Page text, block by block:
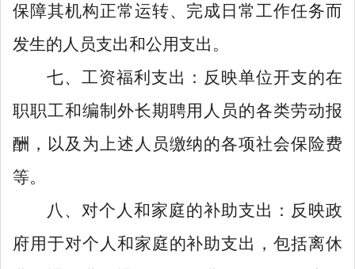
保障其机构正常运转、完成日常工作任务而
发生的人员支出和公用支出。
七、工资福利支出：反映单位开支的在
职职工和编制外长期聘用人员的各类劳动报
酬，以及为上述人员缴纳的各项社会保险费
等。
八、对个人和家庭的补助支出：反映政
府用于对个人和家庭的补助支出，包括离休